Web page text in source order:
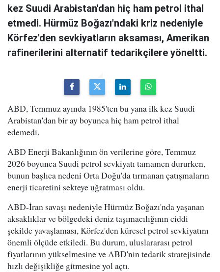
kez Suudi Arabistan'dan hiç ham petrol ithal
etmedi. Hürmüz Boğazı'ndaki kriz nedeniyle
Körfez'den sevkiyatların aksaması, Amerikan
rafinerilerini alternatif tedarikçilere yöneltti.
ABD, Temmuz ayında 1985'ten bu yana ilk kez Suudi
Arabistan'dan bir ay boyunca hiç ham petrol ithal
edemedi.
ABD Enerji Bakanlığının ön verilerine göre, Temmuz
2026 boyunca Suudi petrol sevkiyatı tamamen dururken,
bunun başlıca nedeni Orta Doğu'da tırmanan çatışmaların
enerji ticaretini sekteye uğratması oldu.
ABD-İran savaşı nedeniyle Hürmüz Boğazı'nda yaşanan
aksaklıklar ve bölgedeki deniz taşımacılığının ciddi
şekilde yavaşlaması, Körfez'den küresel petrol sevkiyatını
önemli ölçüde etkiledi. Bu durum, uluslararası petrol
fiyatlarının yükselmesine ve ABD'nin tedarik stratejisinde
hızlı değişikliğe gitmesine yol açtı.